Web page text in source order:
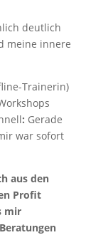
deutlich
meine innere
Trainerin)
: Gerade
war sofort
aus den
Profit
mir